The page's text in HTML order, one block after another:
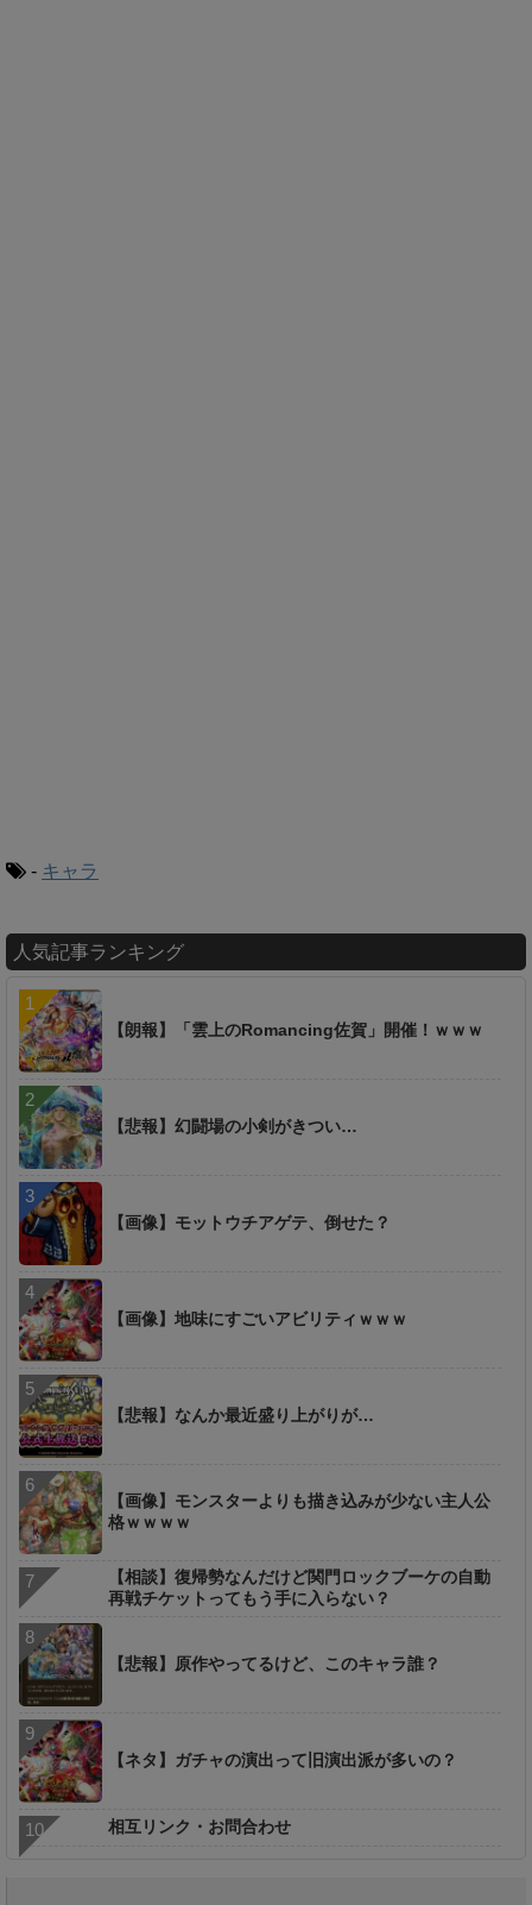
- キャラ
人気記事ランキング
【朗報】「雲上のRomancing佐賀」開催！ｗｗｗ
【悲報】幻闘場の小剣がきつい…
【画像】モットウチアゲテ、倒せた？
【画像】地味にすごいアビリティｗｗｗ
【悲報】なんか最近盛り上がりが…
【画像】モンスターよりも描き込みが少ない主人公
格ｗｗｗｗ
【相談】復帰勢なんだけど関門ロックブーケの自動
再戦チケットってもう手に入らない？
【悲報】原作やってるけど、このキャラ誰？
【ネタ】ガチャの演出って旧演出派が多いの？
相互リンク・お問合わせ